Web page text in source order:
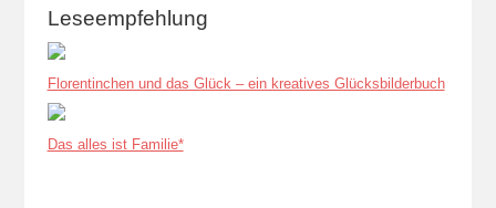
Leseempfehlung
Florentinchen und das Glück – ein kreatives Glücksbilderbuch
Das alles ist Familie*